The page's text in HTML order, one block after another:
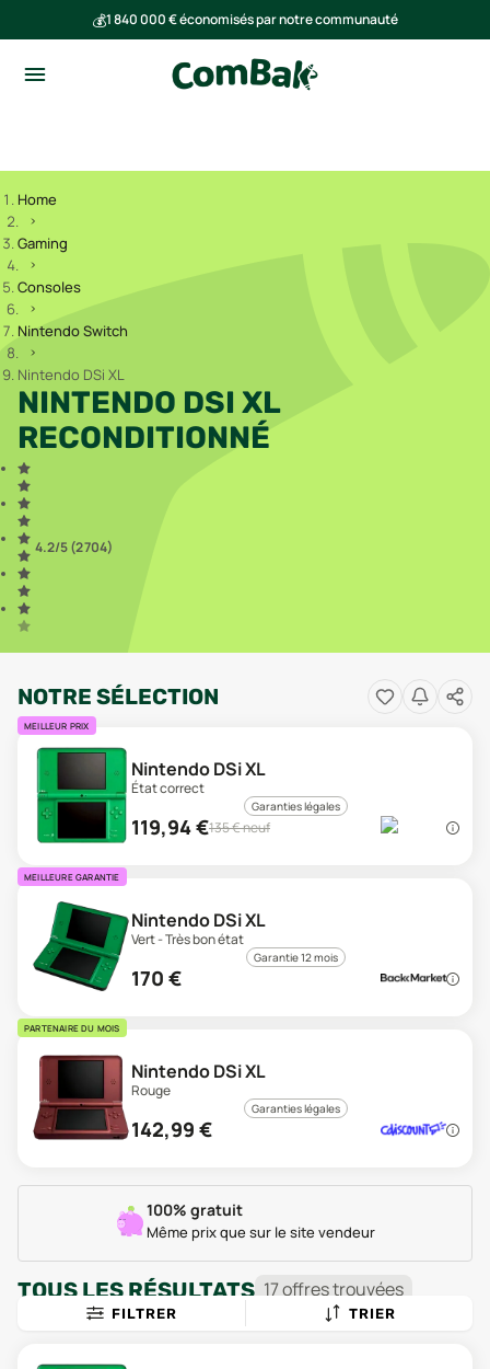
💰1 840 000 € économisés par notre communauté
Home
Gaming
Consoles
Nintendo Switch
Nintendo DSi XL
NINTENDO DSI XL
RECONDITIONNÉ
4.2/5 (2 704)
NOTRE SÉLECTION
MEILLEUR PRIX
Nintendo DSi XL
État correct
Garanties légales
119,94€135€ neuf
MEILLEURE GARANTIE
Nintendo DSi XL
Vert - Très bon état
Garantie 12 mois
170 €
PARTENAIRE DU MOIS
Nintendo DSi XL
Rouge
Garanties légales
142,99 €
100% gratuit
Même prix que sur le site vendeur
TOUS LES RÉSULTATS 17offrestrouvées
FILTRER TRIER